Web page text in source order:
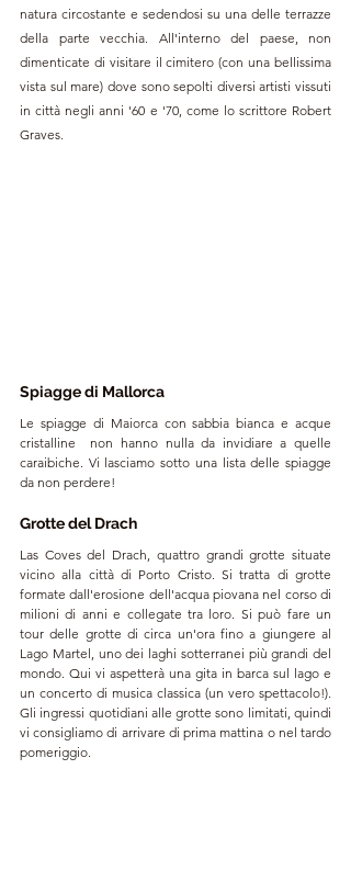
natura circostante e sedendosi su una delle terrazze
della parte vecchia. All'interno del paese, non
dimenticate di visitare il cimitero (con una bellissima
vista sul mare) dove sono sepolti diversi artisti vissuti
in città negli anni '60 e '70, come lo scrittore Robert
Graves.
Spiagge di Mallorca
Le spiagge di Maiorca con sabbia bianca e acque
cristalline  non hanno nulla da invidiare a quelle
caraibiche. Vi lasciamo sotto una lista delle spiagge
da non perdere!
Grotte del Drach
Las Coves del Drach, quattro grandi grotte situate
vicino alla città di Porto Cristo. Si tratta di grotte
formate dall'erosione dell'acqua piovana nel corso di
milioni di anni e collegate tra loro. Si può fare un
tour delle grotte di circa un'ora fino a giungere al
Lago Martel, uno dei laghi sotterranei più grandi del
mondo. Qui vi aspetterà una gita in barca sul lago e
un concerto di musica classica (un vero spettacolo!).
Gli ingressi quotidiani alle grotte sono limitati, quindi
vi consigliamo di arrivare di prima mattina o nel tardo
pomeriggio.